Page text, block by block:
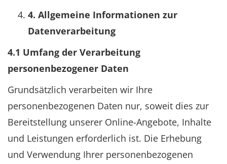
4. Allgemeine Informationen zur
Datenverarbeitung
4.1 Umfang der Verarbeitung
personenbezogener Daten
Grundsätzlich verarbeiten wir Ihre
personenbezogenen Daten nur, soweit dies zur
Bereitstellung unserer Online-Angebote, Inhalte
und Leistungen erforderlich ist. Die Erhebung
und Verwendung Ihrer personenbezogenen